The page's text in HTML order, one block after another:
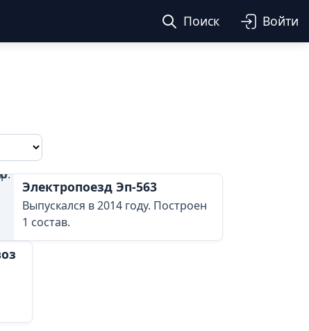
Поиск Войти
Электропоезд Эп-563
Выпускался в 2014 году. Построен
1 состав.